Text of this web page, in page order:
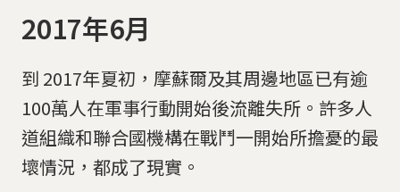
2017年6月
到 2017年夏初，摩蘇爾及其周邊地區已有逾
100萬人在軍事行動開始後流離失所。許多人
道組織和聯合國機構在戰鬥一開始所擔憂的最
壞情況，都成了現實。